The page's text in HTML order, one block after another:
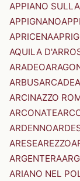
APPIANO
APPIGNANO
APRICENA
AQUILA
ARADEO
ARBUSARCADE
ARCINAZZO
ARCONATE
ARDENNO
ARESEAREZZO
ARGENTERA
ARIANO NEL